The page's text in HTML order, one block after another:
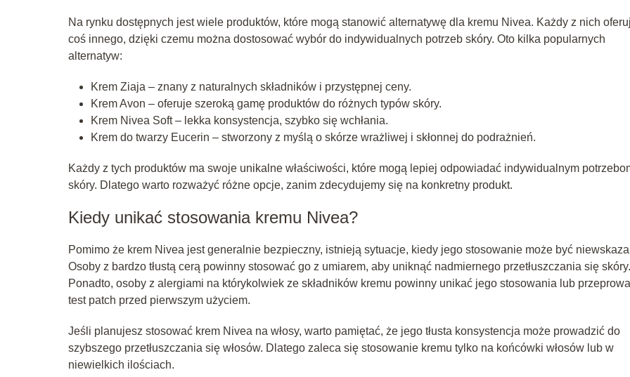
Na rynku dostępnych jest wiele produktów, które mogą stanowić alternatywę dla kremu Nivea. Każdy z nich
coś innego, dzięki czemu można dostosować wybór do indywidualnych potrzeb skóry. Oto kilka popularnych
alternatyw:
Krem Ziaja – znany z naturalnych składników i przystępnej ceny.
Krem Avon – oferuje szeroką gamę produktów do różnych typów skóry.
Krem Nivea Soft – lekka konsystencja, szybko się wchłania.
Krem do twarzy Eucerin – stworzony z myślą o skórze wrażliwej i skłonnej do podrażnień.
Każdy z tych produktów ma swoje unikalne właściwości, które mogą lepiej odpowiadać indywidualnym
skóry. Dlatego warto rozważyć różne opcje, zanim zdecydujemy się na konkretny produkt.
Kiedy unikać stosowania kremu Nivea?
Pomimo że krem Nivea jest generalnie bezpieczny, istnieją sytuacje, kiedy jego stosowanie może być
Osoby z bardzo tłustą cerą powinny stosować go z umiarem, aby uniknąć nadmiernego przetłuszczania się skóry.
Ponadto, osoby z alergiami na którykolwiek ze składników kremu powinny unikać jego stosowania lub
test patch przed pierwszym użyciem.
Jeśli planujesz stosować krem Nivea na włosy, warto pamiętać, że jego tłusta konsystencja może prowadzić do
szybszego przetłuszczania się włosów. Dlatego zaleca się stosowanie kremu tylko na końcówki włosów lub w
niewielkich ilościach.